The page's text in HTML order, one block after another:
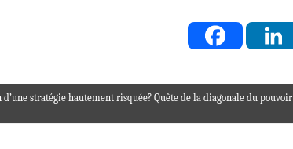
stratégie hautement risquée? Quête de la diagonale du pouvoir